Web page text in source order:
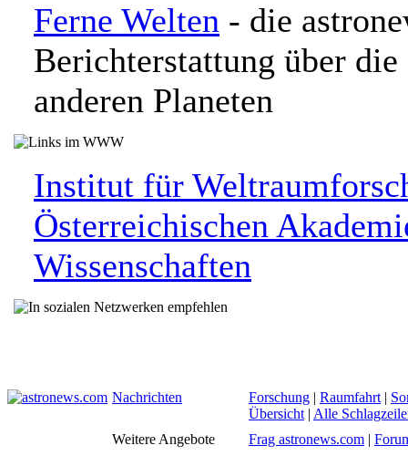
Ferne Welten - die
Berichterstattung über die
anderen Planeten
Institut für
Österreichischen
Wissenschaften
Nachrichten Forschung | Raumfahrt |
Übersicht | Alle
Weitere Angebote
Frag astronews.com |